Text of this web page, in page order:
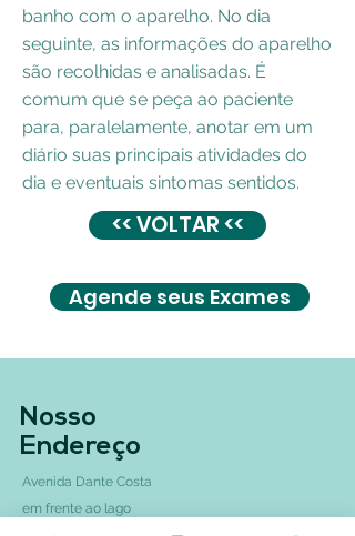
banho com o aparelho. No dia
seguinte, as informações do aparelho
são recolhidas e analisadas. É
comum que se peça ao paciente
para, paralelamente, anotar em um
diário suas principais atividades do
dia e eventuais sintomas sentidos.
<< VOLTAR <<
Agende seus Exames
Nosso
Endereço
Avenida Dante Costa
em frente ao lago